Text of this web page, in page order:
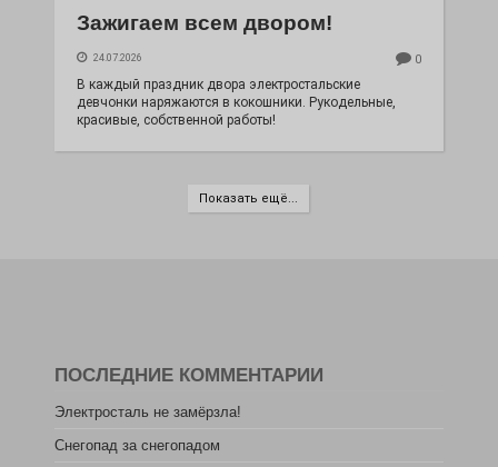
Зажигаем всем двором!
24.07.2026 0
В каждый праздник двора электростальские
девчонки наряжаются в кокошники. Рукодельные,
красивые, собственной работы!
Показать ещё...
ПОСЛЕДНИЕ КОММЕНТАРИИ
Электросталь не замёрзла!
Снегопад за снегопадом